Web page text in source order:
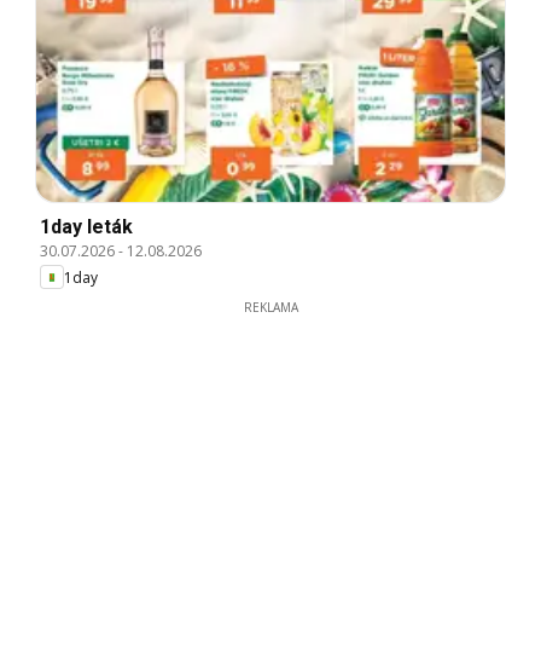
1day leták
30.07.2026- 12.08.2026
1day
REKLAMA